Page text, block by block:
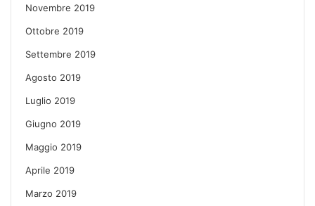
Novembre 2019
Ottobre 2019
Settembre 2019
Agosto 2019
Luglio 2019
Giugno 2019
Maggio 2019
Aprile 2019
Marzo 2019